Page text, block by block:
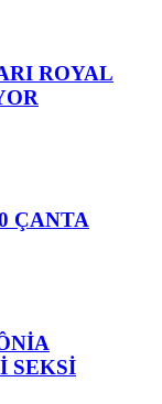
ROYAL
ÇANTA
SEKSİ